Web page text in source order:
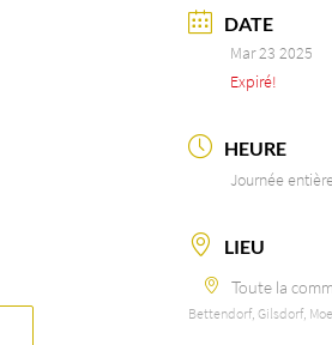
DATE
Mar 23 2025
Expiré!
HEURE
Journée
LIEU
Toute la
Bettendorf, Gilsdorf,